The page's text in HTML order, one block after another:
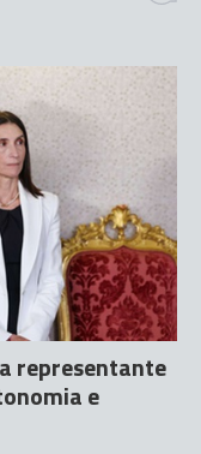
representante
e